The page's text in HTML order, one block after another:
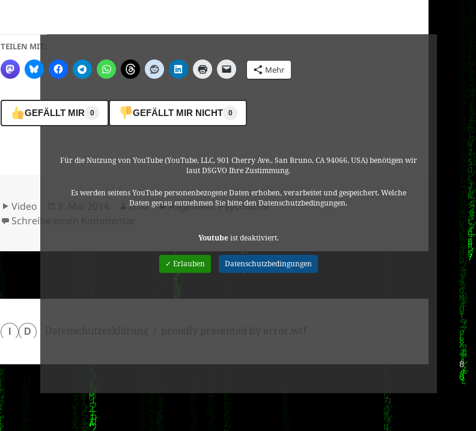
Für die Nutzung von YouTube (YouTube, LLC, 901 Cherry Ave., San Bruno, CA 94066, USA) benötigen wir
laut DSGVO Ihre Zustimmung.
Es werden seitens YouTube personenbezogene Daten erhoben, verarbeitet und gespeichert. Welche
Daten genau entnehmen Sie bitte den Datenschutzbedingungen.
Youtubeist deaktiviert.
✓ Erlauben Datenschutzbedingungen
TEILEN MIT:
Mehr
GEFÄLLT MIR 0 GEFÄLLT MIR NICHT 0
Format
Video Autor
Lino Kategorien
Allgemein,Psychiatrie
Schreibe einen Kommentar
zu Matthias Seibt zu Psychiatrisierung/PsychKG’s/Meinungsmache/
D